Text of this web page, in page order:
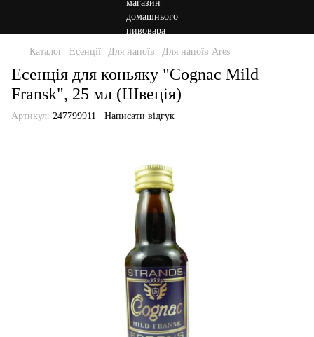
Каталог Есенції Для напоїв Для напоїв Ares
Есенція для коньяку "Cognac Mild
Fransk", 25 мл (Швеція)
Артикул: 247799911 Написати відгук